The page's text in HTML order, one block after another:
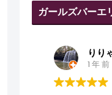
ガールズバーエ